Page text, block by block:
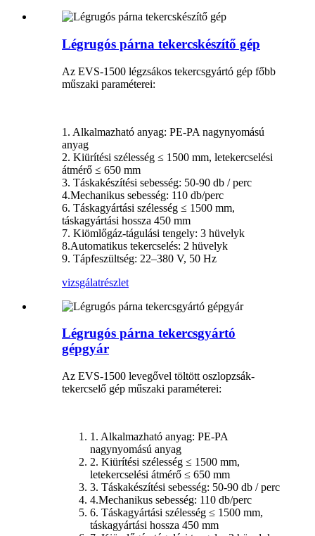
Légrugós párna tekercskészítő gép
Az EVS-1500 légzsákos tekercsgyártó gép főbb
műszaki paraméterei:
1. Alkalmazható anyag: PE-PA nagynyomású
anyag
2. Kiürítési szélesség ≤ 1500 mm, letekercselési
átmérő ≤ 650 mm
3. Táskakészítési sebesség: 50-90 db / perc
4.Mechanikus sebesség: 110 db/perc
6. Táskagyártási szélesség ≤ 1500 mm,
táskagyártási hossza 450 mm
7. Kiömlőgáz-tágulási tengely: 3 hüvelyk
8.Automatikus tekercselés: 2 hüvelyk
9. Tápfeszültség: 22–380 V, 50 Hz
vizsgálatrészlet
Légrugós párna tekercsgyártó
gépgyár
Az EVS-1500 levegővel töltött oszlopzsák-
tekercselő gép műszaki paraméterei:
1. Alkalmazható anyag: PE-PA
nagynyomású anyag
2. Kiürítési szélesség ≤ 1500 mm,
letekercselési átmérő ≤ 650 mm
3. Táskakészítési sebesség: 50-90 db / perc
4.Mechanikus sebesség: 110 db/perc
6. Táskagyártási szélesség ≤ 1500 mm,
táskagyártási hossza 450 mm